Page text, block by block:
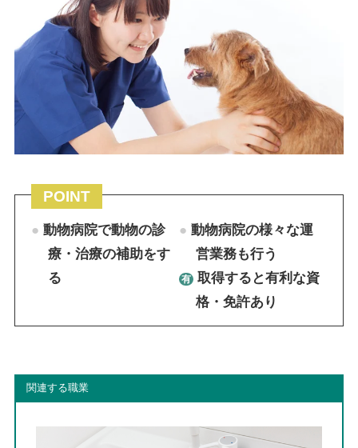
POINT
動物病院で動物の診
療・治療の補助をす
る
動物病院の様々な運
営業務も行う
取得すると有利な資
格・免許あり
関連する職業